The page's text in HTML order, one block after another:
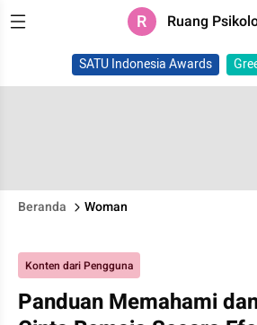
R Ruang
SATU Indonesia Awards
Beranda Woman
Konten dari Pengguna
Panduan Memahami